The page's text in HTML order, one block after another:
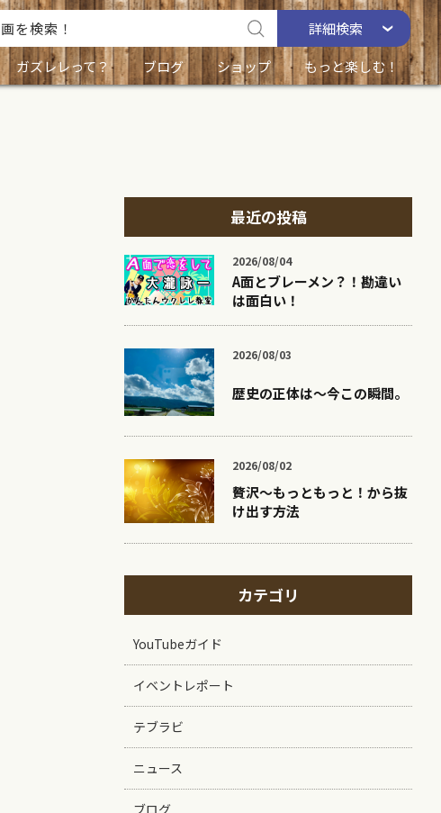
詳細検索
ガズレレって？ ブログ ショップ もっと楽しむ！
最近の投稿
2026/08/04
A面とブレーメン？！勘違い
は面白い！
2026/08/03
歴史の正体は〜今この瞬間。
2026/08/02
贅沢〜もっともっと！から抜
け出す方法
カテゴリ
YouTubeガイド
イベントレポート
テブラビ
ニュース
ブログ